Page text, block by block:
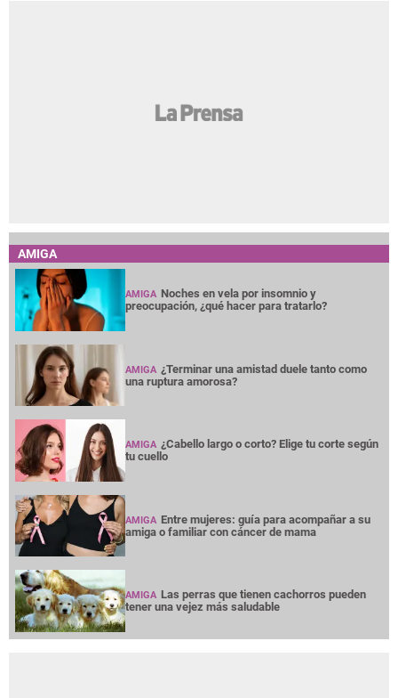
AMIGA
AMIGA Noches en vela por insomnio y
preocupación, ¿qué hacer para tratarlo?
AMIGA ¿Terminar una amistad duele tanto como
una ruptura amorosa?
AMIGA ¿Cabello largo o corto? Elige tu corte según
tu cuello
AMIGA Entre mujeres: guía para acompañar a su
amiga o familiar con cáncer de mama
AMIGA Las perras que tienen cachorros pueden
tener una vejez más saludable